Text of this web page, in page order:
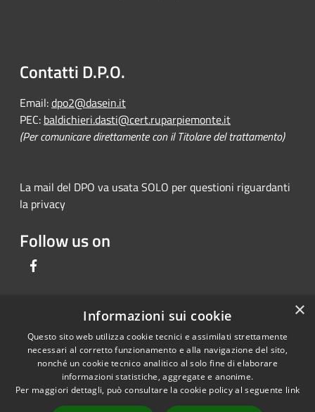
Contatti D.P.O.
Email:dpo2@dasein.it
PEC: baldichieri.dasti@cert.ruparpiemonte.it
(Per comunicare direttamente con il Titolare del trattamento)
La mail del DPO va usata SOLO per questioni riguardanti
la privacy
Follow us on
RSS
Accessibility
Privacy
Cookie
Sitemap
Comune convenzionato
Astigov
Progetto|Convenzione
Adesioni
×
Informazioni sui cookie
Questo sito web utilizza cookie tecnici e assimilati strettamente
necessari al corretto funzionamento e alla navigazione del sito,
nonché un cookie tecnico analitico al solo fine di elaborare
informazioni statistiche, aggregate e anonime.
Per maggiori dettagli, può consultare la cookie policy al seguente link